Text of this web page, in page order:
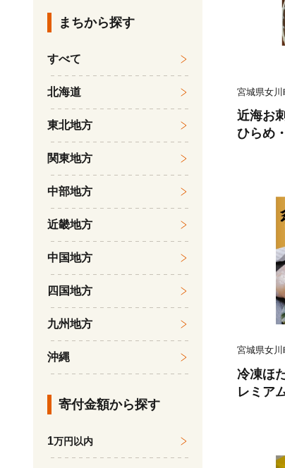
宮城県女川
近海お
ひらめ
宮城県女川
冷凍ほ
レミア
三陸
貝柱
まちから探す
すべて
北海道
東北地方
関東地方
中部地方
近畿地方
中国地方
四国地方
九州地方
沖縄
寄付金額から探す
1万円以内